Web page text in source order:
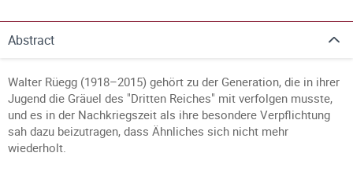
Abstract
Walter Rüegg (1918–2015) gehört zu der Generation, die in ihrer
Jugend die Gräuel des "Dritten Reiches" mit verfolgen musste,
und es in der Nachkriegszeit als ihre besondere Verpflichtung
sah dazu beizutragen, dass Ähnliches sich nicht mehr
wiederholt.